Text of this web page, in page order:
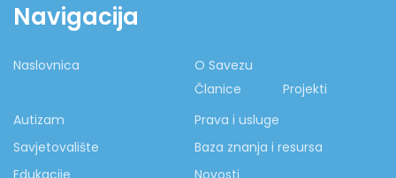
Navigacija
Naslovnica
O Savezu
Članice
Projekti
Autizam
Prava i usluge
Savjetovalište
Baza znanja i resursa